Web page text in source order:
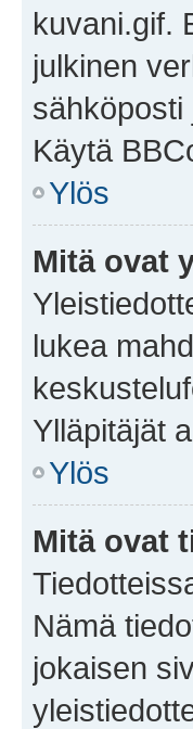
kuvani.gif.
julkinen
Käytä
Ylös
Mitä ovat
lukea
Ylläpitäjät
Ylös
Mitä ovat
Nämä
jokaisen